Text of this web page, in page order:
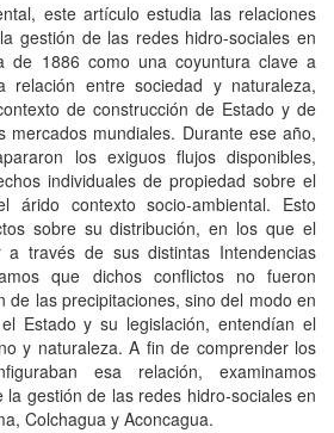
este artículo estudia las relaciones
gestión de las redes hidro-sociales en
de 1886 como una coyuntura clave a
relación entre sociedad y naturaleza,
de construcción de Estado y de
mercados mundiales. Durante ese año,
los exiguos flujos disponibles,
individuales de propiedad sobre el
árido contexto socio-ambiental. Esto
sobre su distribución, en los que el
a través de sus distintas Intendencias
que dichos conflictos no fueron
de las precipitaciones, sino del modo en
Estado y su legislación, entendían el
y naturaleza. A fin de comprender los
esa relación, examinamos
la gestión de las redes hidro-sociales en
Colchagua y Aconcagua.